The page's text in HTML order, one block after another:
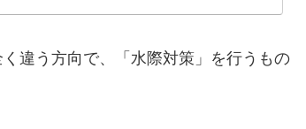
違う方向で、「水際対策」を行うもの